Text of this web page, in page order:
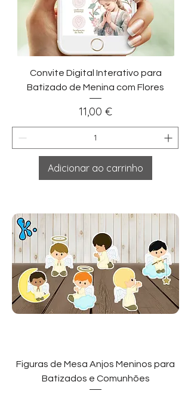
Convite Digital Interativo para
Batizado de Menina com Flores
Preço
11,00 €
Adicionar ao carrinho
Figuras de Mesa Anjos Meninos para
Batizados e Comunhões